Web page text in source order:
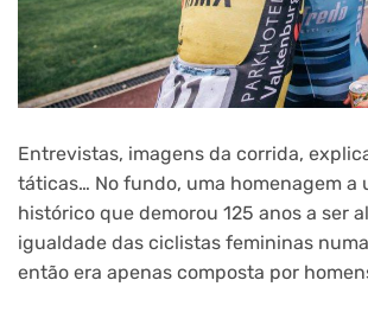
Entrevistas, imagens da corrida,
táticas… No fundo, uma homenagem a
histórico que demorou 125 anos a ser
igualdade das ciclistas femininas
então era apenas composta por